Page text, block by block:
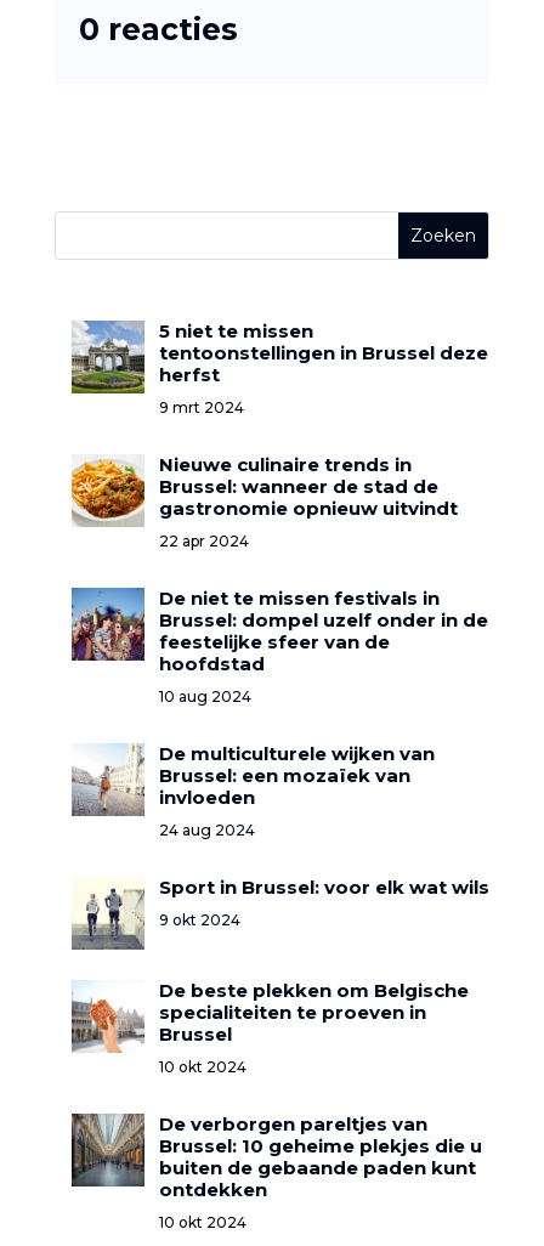
0 reacties
5 niet te missen
tentoonstellingen in Brussel deze
herfst
9 mrt 2024
Nieuwe culinaire trends in
Brussel: wanneer de stad de
gastronomie opnieuw uitvindt
22 apr 2024
De niet te missen festivals in
Brussel: dompel uzelf onder in de
feestelijke sfeer van de
hoofdstad
10 aug 2024
De multiculturele wijken van
Brussel: een mozaïek van
invloeden
24 aug 2024
Sport in Brussel: voor elk wat wils
9 okt 2024
De beste plekken om Belgische
specialiteiten te proeven in
Brussel
10 okt 2024
De verborgen pareltjes van
Brussel: 10 geheime plekjes die u
buiten de gebaande paden kunt
ontdekken
10 okt 2024